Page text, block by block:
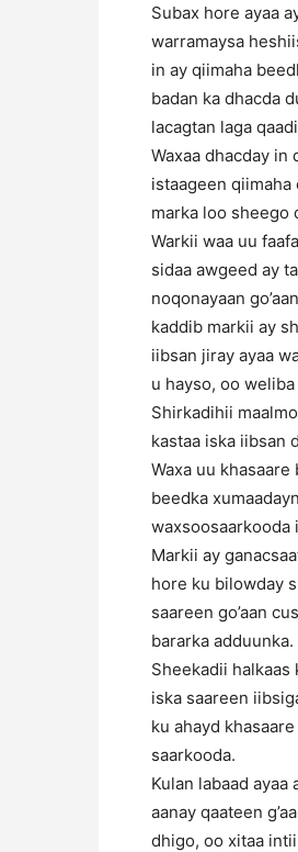
Subax hore ayaa
warramaysa
in ay qiimaha
badan ka dhacda
lacagtan laga
Waxaa dhacday in
istaageen
marka loo sheego
Warkii waa uu
sidaa awgeed ay
noqonayaan
kaddib markii ay
iibsan jiray ayaa
u hayso, oo
Shirkadihii
kastaa iska iibsan
Waxa uu
beedka
waxsoosaarkooda
Markii ay
hore ku bilowday
saareen go’aan
bararka adduunka.
Sheekadii halkaas
iska saareen
ku ahayd
saarkooda.
Kulan labaad
aanay qaateen
dhigo, oo xitaa